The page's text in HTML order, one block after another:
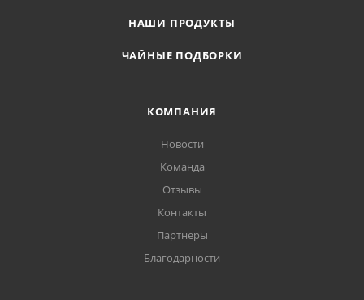
НАШИ ПРОДУКТЫ
ЧАЙНЫЕ ПОДБОРКИ
КОМПАНИЯ
Новости
Команда
Отзывы
Контакты
Партнеры
Благодарности